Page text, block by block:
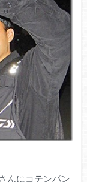
んにコテンパン